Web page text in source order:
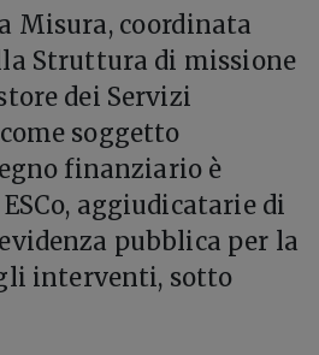
Misura, coordinata
Struttura di missione
dei Servizi
soggetto
finanziario è
aggiudicatarie di
pubblica per la
interventi, sotto